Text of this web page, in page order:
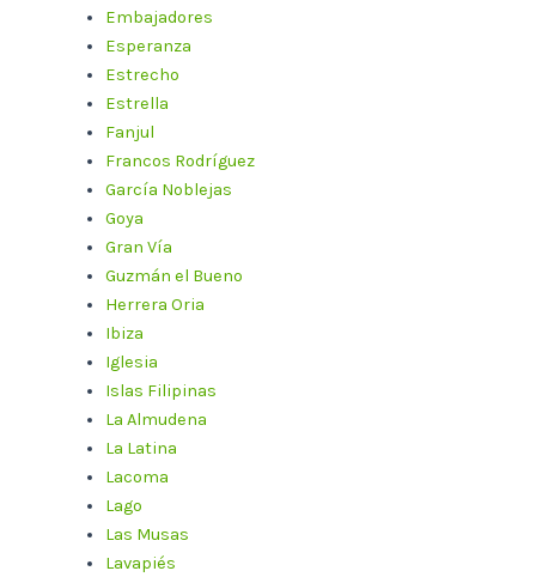
Embajadores
Esperanza
Estrecho
Estrella
Fanjul
Francos Rodríguez
García Noblejas
Goya
Gran Vía
Guzmán el Bueno
Herrera Oria
Ibiza
Iglesia
Islas Filipinas
La Almudena
La Latina
Lacoma
Lago
Las Musas
Lavapiés